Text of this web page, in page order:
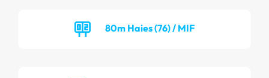
80m Haies (76) / MIF